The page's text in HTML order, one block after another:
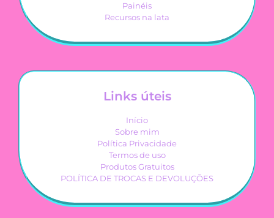
Painéis
Recursos na lata
Links úteis
Início
Sobre mim
Política Privacidade
Termos de uso
Produtos Gratuitos
POLÍTICA DE TROCAS E DEVOLUÇÕES